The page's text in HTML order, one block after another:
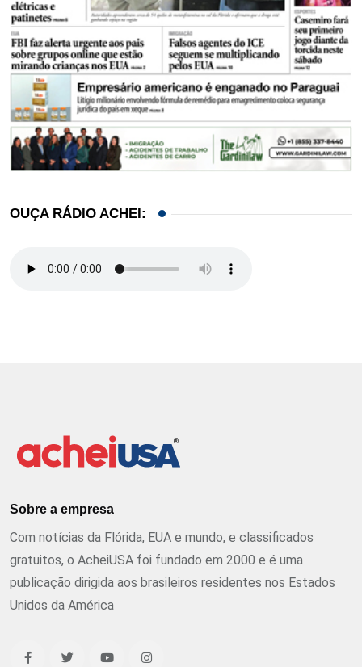
OUÇA RÁDIO ACHEI:
Sobre a empresa
Com notícias da Flórida, EUA e mundo, e classificados
gratuitos, o AcheiUSA foi fundado em 2000 e é uma
publicação dirigida aos brasileiros residentes nos Estados
Unidos da América